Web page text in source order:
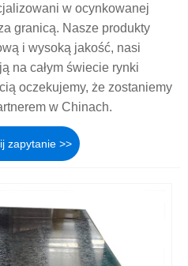
w ocynkowanej
granicą. Nasze produkty
i wysoką jakość, nasi
na całym świecie rynki
oczekujemy, że zostaniemy
w Chinach.
zapytanie >>